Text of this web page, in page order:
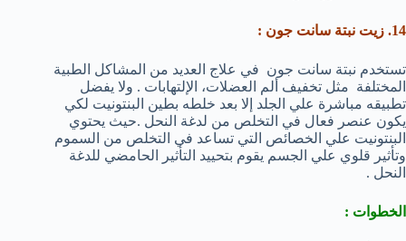
14. زيت نبتة سانت جون :
تستخدم نبتة سانت جون في علاج العديد من المشاكل الطبية
المختلفة مثل تخفيف ألم العضلات، الإلتهابات . ولا يفضل
تطبيقه مباشرة علي الجلد إلا بعد خلطه بطين البنتونيت لكي
يكون عنصر فعال في التخلص من لدغة النحل .حيث يحتوي
البنتونيت علي الخصائص التي تساعد في التخلص من السموم
وتأثير قلوي علي الجسم يقوم بتحييد التأثير الحامضي للدغة
النحل .
الخطوات :